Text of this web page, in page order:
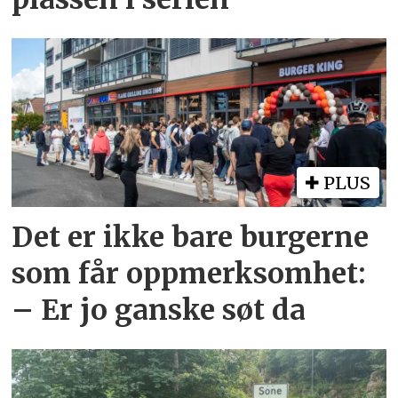
PLUS
Det er ikke bare burgerne
som får oppmerksomhet:
– Er jo ganske søt da